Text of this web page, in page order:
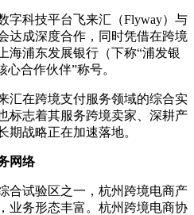
科技平台飞来汇（Flyway）与
达成深度合作，同时凭借在跨境
海浦东发展银行（下称“浦发银
合作伙伴”称号。
在跨境支付服务领域的综合实
标志着其服务跨境卖家、深耕产
期战略正在加速落地。
网络
试验区之一，杭州跨境电商产
业务形态丰富。杭州跨境电商协